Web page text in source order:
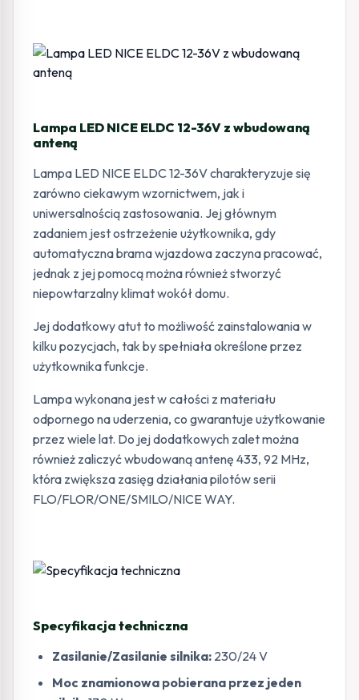
Lampa LED NICE ELDC 12-36V z wbudowaną
anteną
Lampa LED NICE ELDC 12-36V charakteryzuje się
zarówno ciekawym wzornictwem, jak i
uniwersalnością zastosowania. Jej głównym
zadaniem jest ostrzeżenie użytkownika, gdy
automatyczna brama wjazdowa zaczyna pracować,
jednak z jej pomocą można również stworzyć
niepowtarzalny klimat wokół domu.
Jej dodatkowy atut to możliwość zainstalowania w
kilku pozycjach, tak by spełniała określone przez
użytkownika funkcje.
Lampa wykonana jest w całości z materiału
odpornego na uderzenia, co gwarantuje użytkowanie
przez wiele lat. Do jej dodatkowych zalet można
również zaliczyć wbudowaną antenę 433, 92 MHz,
która zwiększa zasięg działania pilotów serii
FLO/FLOR/ONE/SMILO/NICE WAY.
Specyfikacja techniczna
Zasilanie/Zasilanie silnika: 230/24 V
Moc znamionowa pobierana przez jeden